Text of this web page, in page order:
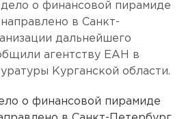
о финансовой пирамиде
в Санкт-
дальнейшего
агентству ЕАН в
Курганской области.
о финансовой пирамиде